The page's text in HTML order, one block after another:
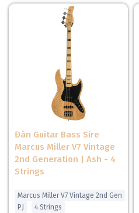
Đàn Guitar Bass Sire
Marcus Miller V7 Vintage
2nd Generation | Ash - 4
Strings
Marcus Miller V7 Vintage 2nd Gen
PJ
4 Strings